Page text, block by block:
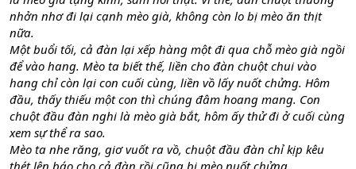
nhởn nhơ đi lại cạnh mèo già, không còn lo bị mèo ăn thịt
nữa.
Một buổi tối, cả đàn lại xếp hàng một đi qua chỗ mèo già ngồi
để vào hang. Mèo ta biết thế, liền cho đàn chuột chui vào
hang chỉ còn lại con cuối cùng, liền vồ lấy nuốt chửng. Hôm
đầu, thấy thiếu một con thì chúng đâm hoang mang. Con
chuột đầu đàn nghi là mèo già bắt, hôm ấy thử đi ở cuối cùng
xem sự thể ra sao.
Mèo ta nhe răng, giơ vuốt ra vồ, chuột đầu đàn chỉ kịp kêu